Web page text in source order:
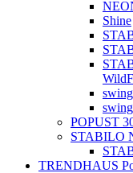
Shine
POPUST
STABILO
TRENDHAUS